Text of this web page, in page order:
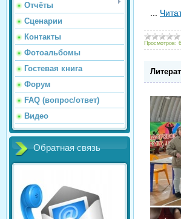
Отчёты
Сценарии
Контакты
Фотоальбомы
Гостевая книга
Форум
FAQ (вопрос/ответ)
Видео
Обратная связь
Просмотров: